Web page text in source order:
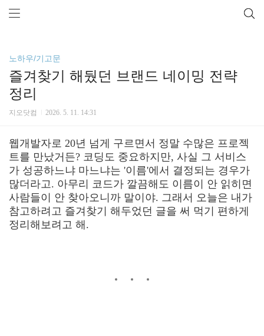
노하우/기고문
즐겨찾기 해뒀던 브랜드 네이밍 전략
정리
지오닷컴 2026. 5. 11. 14:31
웹개발자로 20년 넘게 구르면서 정말 수많은 프로젝
트를 만났거든? 코딩도 중요하지만, 사실 그 서비스
가 성공하느냐 마느냐는 '이름'에서 결정되는 경우가
많더라고. 아무리 코드가 깔끔해도 이름이 안 읽히면
사람들이 안 찾아오니까 말이야. 그래서 오늘은 내가
참고하려고 즐겨찾기 해두었던 글을 써 먹기 편하게
정리해보려고 해.